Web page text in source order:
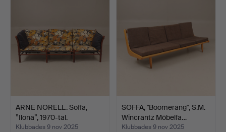
ARNE NORELL. Soffa,
”Ilona”, 1970-tal.
Klubbades 9 nov 2025
SOFFA, "Boomerang", S.M.
Wincrantz Möbelfa…
Klubbades 9 nov 2025